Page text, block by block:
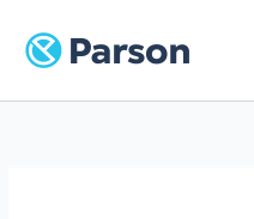
content